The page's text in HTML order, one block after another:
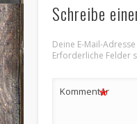
Schreibe
Deine E-Mail-
Erforderliche Felder
Kommentar
*